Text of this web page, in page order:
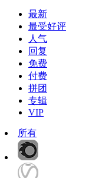
最新
最受好评
人气
回复
免费
付费
拼团
专辑
VIP
所有